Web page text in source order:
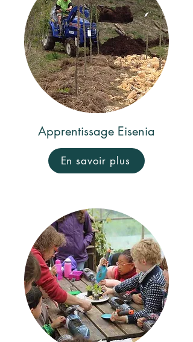
Apprentissage Eisenia
En savoir plus